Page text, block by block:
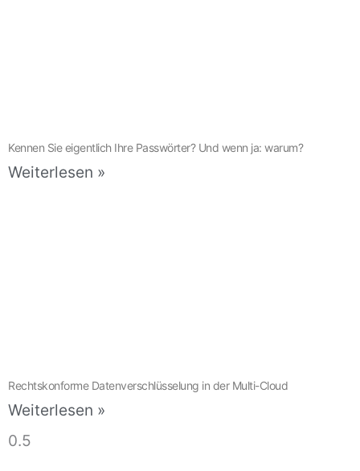
Kennen Sie eigentlich Ihre Passwörter? Und wenn ja: warum?
Weiterlesen »
Rechtskonforme Datenverschlüsselung in der Multi-Cloud
Weiterlesen »